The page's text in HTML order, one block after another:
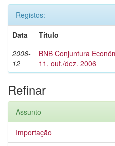
Registos:
Data
Título
2006-
12
BNB Conjuntura
11, out./dez. 2006
Refinar
Assunto
Importação